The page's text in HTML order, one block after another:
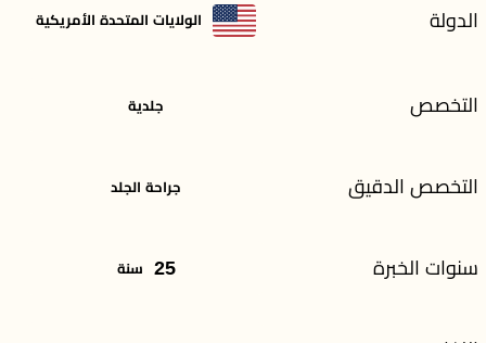
الدولة الولايات المتحدة الأمريكية
التخصص جلدية
التخصص الدقيق جراحة الجلد
سنوات الخبرة 25 سنة